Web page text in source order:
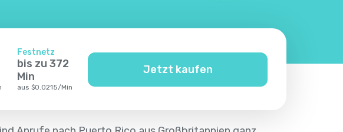
Festnetz
bis zu 372
Min
aus $0.0215/Min
Jetzt kaufen